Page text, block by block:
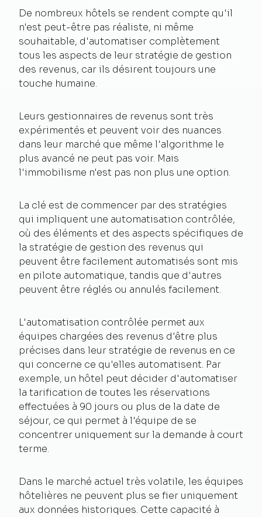
De nombreux hôtels se rendent compte qu'il
n'est peut-être pas réaliste, ni même
souhaitable, d'automatiser complètement
tous les aspects de leur stratégie de gestion
des revenus, car ils désirent toujours une
touche humaine.
Leurs gestionnaires de revenus sont très
expérimentés et peuvent voir des nuances
dans leur marché que même l'algorithme le
plus avancé ne peut pas voir. Mais
l'immobilisme n'est pas non plus une option.
La clé est de commencer par des stratégies
qui impliquent une automatisation contrôlée,
où des éléments et des aspects spécifiques de
la stratégie de gestion des revenus qui
peuvent être facilement automatisés sont mis
en pilote automatique, tandis que d'autres
peuvent être réglés ou annulés facilement.
L'automatisation contrôlée permet aux
équipes chargées des revenus d'être plus
précises dans leur stratégie de revenus en ce
qui concerne ce qu'elles automatisent. Par
exemple, un hôtel peut décider d'automatiser
la tarification de toutes les réservations
effectuées à 90 jours ou plus de la date de
séjour, ce qui permet à l'équipe de se
concentrer uniquement sur la demande à court
terme.
Dans le marché actuel très volatile, les équipes
hôtelières ne peuvent plus se fier uniquement
aux données historiques. Cette capacité à